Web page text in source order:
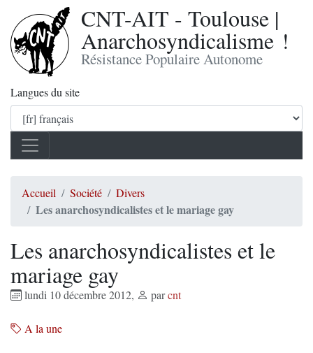
CNT-AIT - Toulouse |
Anarchosyndicalisme !
Résistance Populaire Autonome
Langues du site
Accueil Société Divers
Les anarchosyndicalistes et le mariage gay
Les anarchosyndicalistes et le
mariage gay
lundi 10 décembre 2012, parcnt
A la une